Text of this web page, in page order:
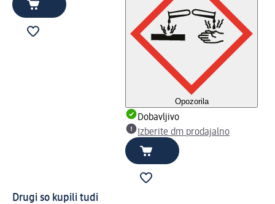
Opozorila
Dobavljivo
Izberite dm prodajalno
Drugi so kupili tudi